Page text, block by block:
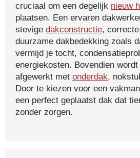
cruciaal om een degelijk nieuw
plaatsen. Een ervaren
stevige dakconstructie, correcte
duurzame dakbedekking zoals
vermijd je tocht,
energiekosten. Bovendien
afgewerkt met onderdak,
Door te kiezen voor een
een perfect geplaatst dak dat
zonder zorgen.